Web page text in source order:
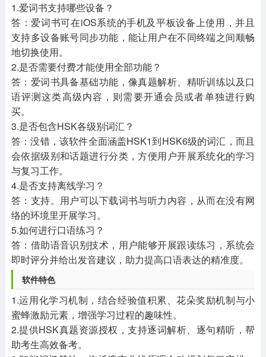
1.爱词书支持哪些设备？
答：爱词书可在iOS系统的手机及平板设备上使用，并且
支持多设备账号同步功能，能让用户在不同终端之间顺畅
地切换使用。
2.是否需要付费才能使用全部功能？
答：爱词书具备基础功能，像真题解析、精听训练以及口
语评测这类高级内容，则需要开通会员或者单独进行购
买。
3.是否包含HSK各级别词汇？
答：没错，该软件全面涵盖HSK1到HSK6级的词汇，而且
会依据级别和话题进行分类，方便用户开展系统化的学习
与复习工作。
4.是否支持离线学习？
答：支持。用户可以下载词书与听力内容，从而在没有网
络的环境里开展学习。
5.如何进行口语练习？
答：借助语音识别技术，用户能够开展跟读练习，系统会
即时评分并给出发音建议，助力提高口语表达的精准度。
软件特色
1.运用化学习机制，结合经验值积累、花朵奖励机制与小
蜜蜂激励元素，增强学习过程的趣味性。
2.提供HSK真题资源授权，支持逐词解析、逐句精听，帮
助考生高效备考。